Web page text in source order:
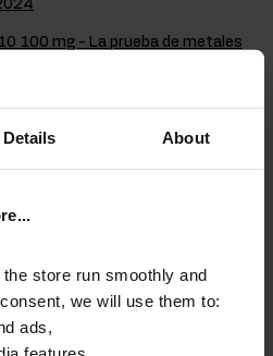
Details About
store run smoothly and
we will use them to:
ads,
100 mg - La prueba de metales